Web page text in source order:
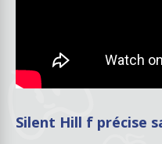
Silent Hill f précise